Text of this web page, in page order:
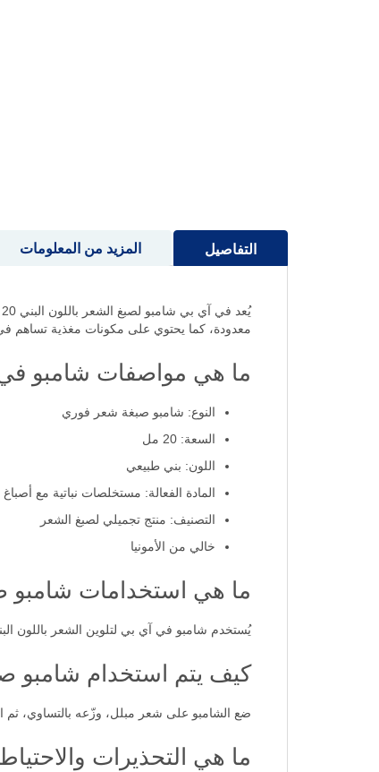
التفاصيل
يُعد في آي بي شامبو لصبغ الشعر باللون البني 20 مل خيارًا مثاليًا لمن يبحث عن
معدودة، كما يحتوي على مكونات مغذية تساهم
ما هي مواصفات شامبو في
النوع: شامبو صبغة شعر فوري
السعة: 20 مل
اللون: بني طبيعي
المادة الفعالة: مستخلصات نباتية مع
التصنيف: منتج تجميلي لصبغ الشعر
خالي من الأمونيا
ما هي استخدامات شامبو
يُستخدم شامبو في آي بي لتلوين الشعر باللون
كيف يتم استخدام شامبو
ضع الشامبو على شعر مبلل، وزّعه بالتساوي، ثم اتركه من 5 إلى 10 دقائق حسب درجة اللون المرغوبة، ثم اغسله
ما هي التحذيرات
المزيد من المعلومات